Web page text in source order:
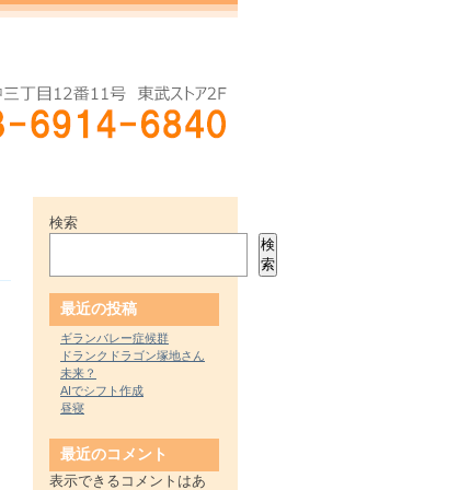
検索
検
索
最近の投稿
ギランバレー症候群
ドランクドラゴン塚地さん
未来？
AIでシフト作成
昼寝
最近のコメント
表示できるコメントはあ